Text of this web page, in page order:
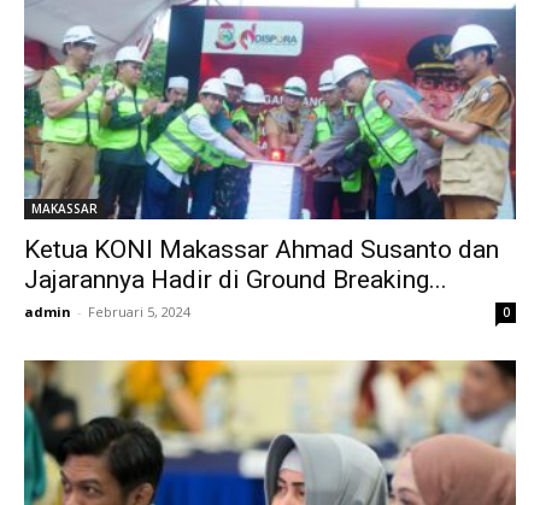
MAKASSAR
Ketua KONI Makassar Ahmad Susanto dan
Jajarannya Hadir di Ground Breaking...
admin - Februari 5, 2024 0